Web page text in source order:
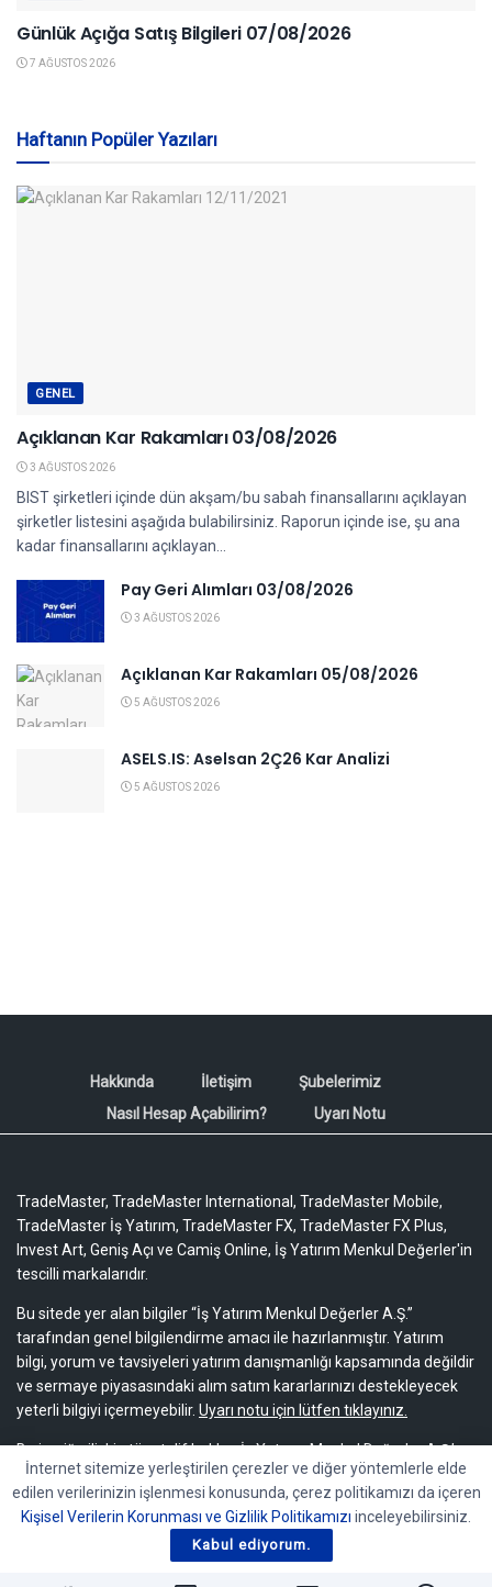
Günlük Açığa Satış Bilgileri 07/08/2026
7 AĞUSTOS 2026
Haftanın Popüler Yazıları
GENEL
Açıklanan Kar Rakamları 03/08/2026
3 AĞUSTOS 2026
BIST şirketleri içinde dün akşam/bu sabah finansallarını açıklayan
şirketler listesini aşağıda bulabilirsiniz. Raporun içinde ise, şu ana
kadar finansallarını açıklayan...
Pay Geri Alımları 03/08/2026
3 AĞUSTOS 2026
Açıklanan Kar Rakamları 05/08/2026
5 AĞUSTOS 2026
ASELS.IS: Aselsan 2Ç26 Kar Analizi
5 AĞUSTOS 2026
Hakkında İletişim
Şubelerimiz
Nasıl Hesap Açabilirim?
Uyarı Notu
TradeMaster, TradeMaster International, TradeMaster Mobile,
TradeMaster İş Yatırım, TradeMaster FX, TradeMaster FX Plus,
Invest Art, Geniş Açı ve Camiş Online, İş Yatırım Menkul Değerler'in
tescilli markalarıdır.
Bu sitede yer alan bilgiler “İş Yatırım Menkul Değerler A.Ş.”
tarafından genel bilgilendirme amacı ile hazırlanmıştır. Yatırım
bilgi, yorum ve tavsiyeleri yatırım danışmanlığı kapsamında değildir
ve sermaye piyasasındaki alım satım kararlarınızı destekleyecek
yeterli bilgiyi içermeyebilir. Uyarı notu için lütfen tıklayınız.
Bu içeriğe ilişkin tüm telif hakları İş Yatırım Menkul Değerler A.Ş.’ye
aittir. Bu içerik, açık iznimiz olmaksızın başkaları tarafından
herhangi bir amaçla, kısmen veya tamamen çoğaltılamaz,
dağıtılamaz, yayımlanamaz veya değiştirilemez.
İnternet sitemize yerleştirilen çerezler ve diğer yöntemlerle elde
edilen verilerinizin işlenmesi konusunda, çerez politikamızı da içeren
Kişisel Verilerin Korunması ve Gizlilik Politikamızı inceleyebilirsiniz.
Kabul ediyorum.